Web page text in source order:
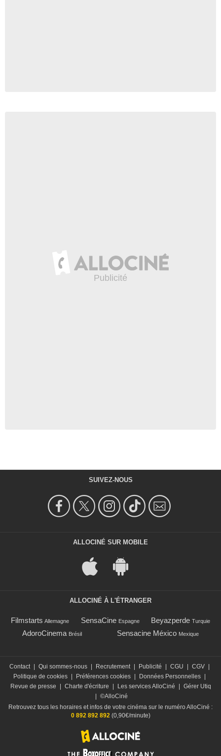
SUIVEZ-NOUS
ALLOCINÉ SUR MOBILE
ALLOCINÉ À L'ÉTRANGER
Filmstarts Allemagne SensaCine Espagne Beyazperde Turquie
AdoroCinema Brésil Sensacine México Mexique
Contact | Qui sommes-nous | Recrutement | Publicité | CGU | CGV |
Politique de cookies | Préférences cookies | Données Personnelles |
Revue de presse
| Charte d'écriture | Les services AlloCiné | Gérer Utiq
| ©AlloCiné
Retrouvez tous les horaires et infos de votre cinéma sur le numéro AlloCiné :
0 892 892 892 (0,90€/minute)